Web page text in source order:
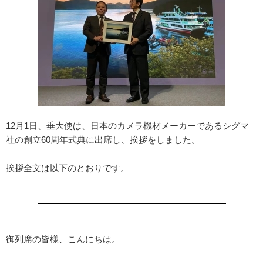
12月1日、垂大使は、日本のカメラ機材メーカーであるシグマ
社の創立60周年式典に出席し、挨拶をしました。
挨拶全文は以下のとおりです。
御列席の皆様、こんにちは。